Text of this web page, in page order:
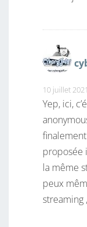
10 juillet
Yep, ici,
proposée
la même
peux
streaming